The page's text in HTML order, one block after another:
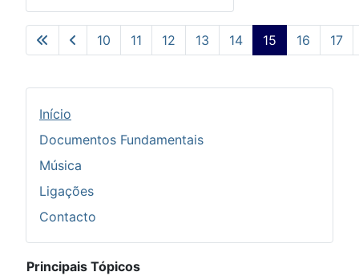
Pág. 15 de 24
10 11 12 13 14 15 16 17
Início
Documentos Fundamentais
Música
Ligações
Contacto
Principais Tópicos